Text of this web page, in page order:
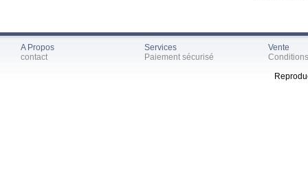
A Propos
contact
Services
Paiement sécurisé
Vente